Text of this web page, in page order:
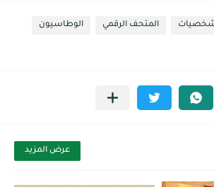
المتحف الرقمي الوطاسيون
عرض المزيد